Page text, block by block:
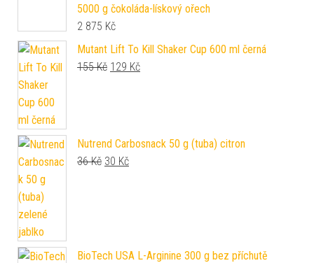
5000 g čokoláda-lískový ořech
2 875 Kč
Mutant Lift To Kill Shaker Cup 600 ml černá
155Kč Původní cena byla: 155 Kč.
129 KčAktuální cena je: 129 Kč.
Nutrend Carbosnack 50 g (tuba) citron
36Kč Původní cena byla: 36 Kč.
30 KčAktuální cena je: 30 Kč.
BioTech USA L-Arginine 300 g bez příchutě